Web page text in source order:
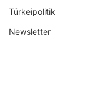
Türkeipolitik
Newsletter